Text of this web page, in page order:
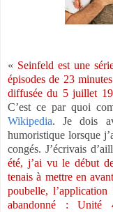
« Seinfeld est une
épisodes de 23
diffusée du 5 juillet
C’est ce par quoi
Wikipedia. Je dois
humoristique lorsque
congés. J’écrivais
été, j’ai vu le début
tenais à mettre en
poubelle,
abandonné : Unité